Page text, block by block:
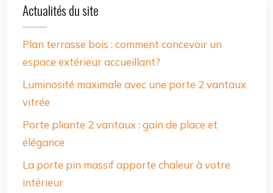
Actualités du site
Plan terrasse bois : comment concevoir un
espace extérieur accueillant?
Luminosité maximale avec une porte 2 vantaux
vitrée
Porte pliante 2 vantaux : gain de place et
élégance
La porte pin massif apporte chaleur à votre
intérieur